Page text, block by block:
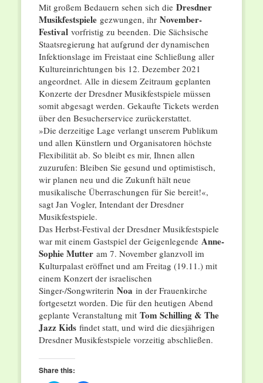
Mit großem Bedauern sehen sich die Dresdner
Musikfestspielegezwungen, ihr November-
Festivalvorfristig zu beenden. Die Sächsische
Staatsregierung hat aufgrund der dynamischen
Infektionslage im Freistaat eine Schließung aller
Kultureinrichtungen bis 12. Dezember 2021
angeordnet. Alle in diesem Zeitraum geplanten
Konzerte der Dresdner Musikfestspiele müssen
somit abgesagt werden. Gekaufte Tickets werden
über den Besucherservice zurückerstattet.
»Die derzeitige Lage verlangt unserem Publikum
und allen Künstlern und Organisatoren höchste
Flexibilität ab. So bleibt es mir, Ihnen allen
zuzurufen: Bleiben Sie gesund und optimistisch,
wir planen neu und die Zukunft hält neue
musikalische Überraschungen für Sie bereit!«,
sagt Jan Vogler, Intendant der Dresdner
Musikfestspiele.
Das Herbst-Festival der Dresdner Musikfestspiele
war mit einem Gastspiel der Geigenlegende Anne-
Sophie Mutteram 7. November glanzvoll im
Kulturpalast eröffnet und am Freitag (19.11.) mit
einem Konzert der israelischen
Singer-/Songwriterin Noa in der Frauenkirche
fortgesetzt worden. Die für den heutigen Abend
geplante Veranstaltung mit Tom Schilling & The
Jazz Kidsfindet statt, und wird die diesjährigen
Dresdner Musikfestspiele vorzeitig abschließen.
Share this: